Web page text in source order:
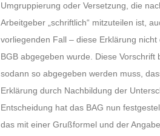
Umgruppierung oder Versetzung, die
Arbeitgeber „schriftlich“ mitzuteilen ist,
vorliegenden Fall – diese Erklärung
BGB abgegeben wurde. Diese
sodann so abgegeben werden muss,
Erklärung durch Nachbildung der
Entscheidung hat das BAG nun
das mit einer Grußformel und der